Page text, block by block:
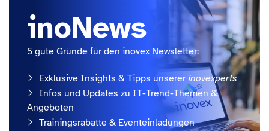
inoNews
5 gute Gründe für den inovex Newsletter:
Exklusive Insights & Tipps unserer inovexperts
Infos und Updates zu IT-Trend-Themen &
Angeboten
Trainingsrabatte & Eventeinladungen